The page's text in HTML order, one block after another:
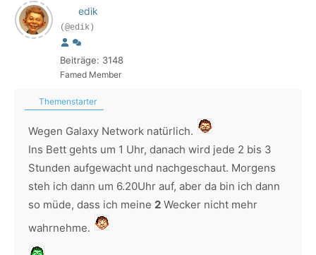
edik
(@edik)
Beiträge: 3148
Famed Member
Themenstarter
Wegen Galaxy Network natürlich.
Ins Bett gehts um 1 Uhr, danach wird jede 2 bis 3
Stunden aufgewacht und nachgeschaut. Morgens
steh ich dann um 6.20Uhr auf, aber da bin ich dann
so müde, dass ich meine 2 Wecker nicht mehr
wahrnehme.